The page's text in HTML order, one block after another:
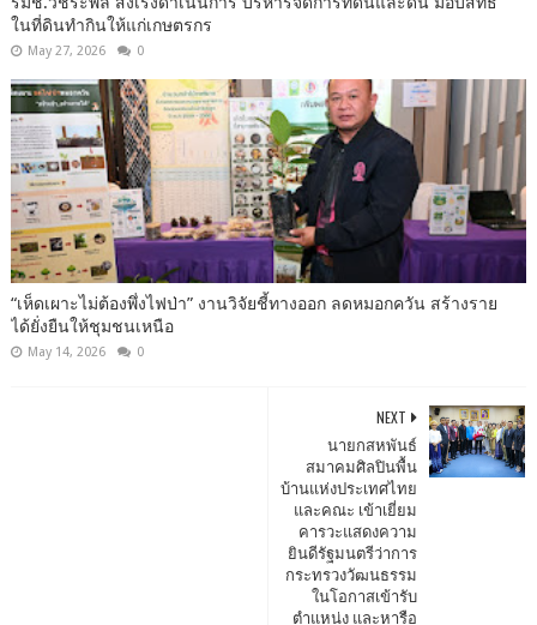
ในที่ดินทำกินให้แก่เกษตรกร
May 27, 2026 0
“เห็ดเผาะไม่ต้องพึ่งไฟป่า” งานวิจัยชี้ทางออก ลดหมอกควัน สร้างราย
ได้ยั่งยืนให้ชุมชนเหนือ
May 14, 2026 0
NEXT
นายกสหพันธ์
สมาคมศิลปินพื้น
บ้านแห่งประเทศไทย
และคณะ เข้าเยี่ยม
คารวะแสดงความ
ยินดีรัฐมนตรีว่าการ
กระทรวงวัฒนธรรม
ในโอกาสเข้ารับ
ตำแหน่ง และหารือ